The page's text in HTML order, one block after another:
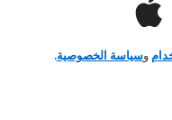
وسياسة الخصوصية.